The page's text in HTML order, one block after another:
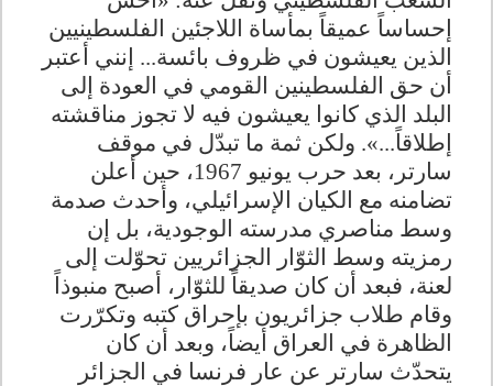
إحساساً عميقاً بمأساة اللاجئين الفلسطينيين
الذين يعيشون في ظروف بائسة... إنني أعتبر
أن حق الفلسطينين القومي في العودة إلى
البلد الذي كانوا يعيشون فيه لا تجوز مناقشته
إطلاقاً...». ولكن ثمة ما تبدّل في موقف
سارتر، بعد حرب يونيو 1967، حين أعلن
تضامنه مع الكيان الإسرائيلي، وأحدث صدمة
وسط مناصري مدرسته الوجودية، بل إن
رمزيته وسط الثوّار الجزائريين تحوّلت إلى
لعنة، فبعد أن كان صديقاً للثوّار، أصبح منبوذاً
وقام طلاب جزائريون بإحراق كتبه وتكرّرت
الظاهرة في العراق أيضاً، وبعد أن كان
يتحدّث سارتر عن عار فرنسا في الجزائر